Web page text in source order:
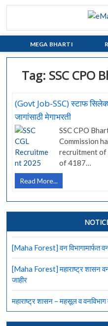
Skip
MEGA BHARTI
Tag: SSC CPO
(Govt Job-SSC) स्टाफ
जागांसाठी मेगाभरती
SSC CPO
Commission
recruitment of
of 4187…
Read More...
Job-
SSC)
स्टाफ
कमिशन
मार्फत
4187
मेगाभरती
[Maha Forest] वन विभागामार्फत
[Maha Forest] महाराष्ट्र शासन वन
जाहीर
महाराष्ट्र शासन – महसूल व